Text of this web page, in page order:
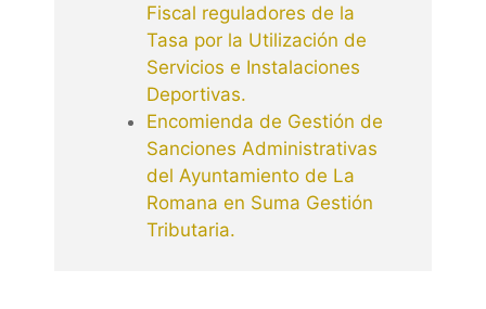
Fiscal reguladores de la
Tasa por la Utilización de
Servicios e Instalaciones
Deportivas.
Encomienda de Gestión de
Sanciones Administrativas
del Ayuntamiento de La
Romana en Suma Gestión
Tributaria.